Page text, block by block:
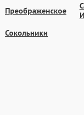
Преображенское
Сокольники